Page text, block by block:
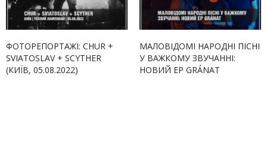
ФОТОРЕПОРТАЖІ: CHUR +
SVIATOSLAV + SCYTHER
(КИЇВ, 05.08.2022)
МАЛОВІДОМІ НАРОДНІ ПІСНІ
У ВАЖКОМУ ЗВУЧАННІ:
НОВИЙ EP GRÁNAT